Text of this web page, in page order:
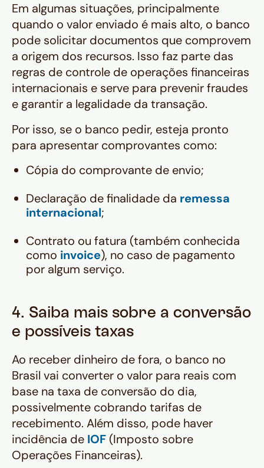
Em algumas situações, principalmente
quando o valor enviado é mais alto, o banco
pode solicitar documentos que comprovem
a origem dos recursos. Isso faz parte das
regras de controle de operações financeiras
internacionais e serve para prevenir fraudes
e garantir a legalidade da transação.
Por isso, se o banco pedir, esteja pronto
para apresentar comprovantes como:
Cópia do comprovante de envio;
Declaração de finalidade da remessa
internacional;
Contrato ou fatura (também conhecida
como invoice), no caso de pagamento
por algum serviço.
4. Saiba mais sobre a conversão
e possíveis taxas
Ao receber dinheiro de fora, o banco no
Brasil vai converter o valor para reais com
base na taxa de conversão do dia,
possivelmente cobrando tarifas de
recebimento. Além disso, pode haver
incidência de IOF (Imposto sobre
Operações Financeiras).